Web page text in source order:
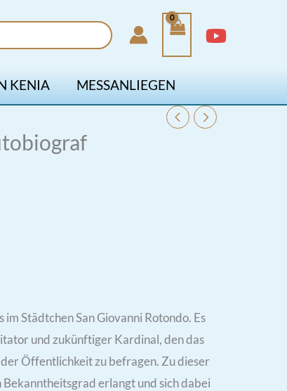
KENIA MESSANLIEGEN
Städtchen San Giovanni Rotondo. Es
und zukünftiger Kardinal, den das
Öffentlichkeit zu befragen. Zu dieser
erlangt und sich dabei